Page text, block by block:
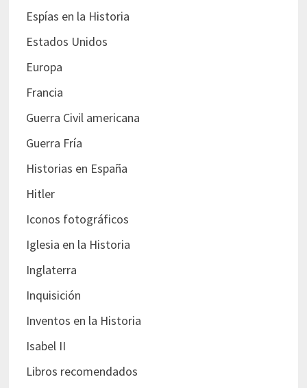
Espías en la Historia
Estados Unidos
Europa
Francia
Guerra Civil americana
Guerra Fría
Historias en España
Hitler
Iconos fotográficos
Iglesia en la Historia
Inglaterra
Inquisición
Inventos en la Historia
Isabel II
Libros recomendados